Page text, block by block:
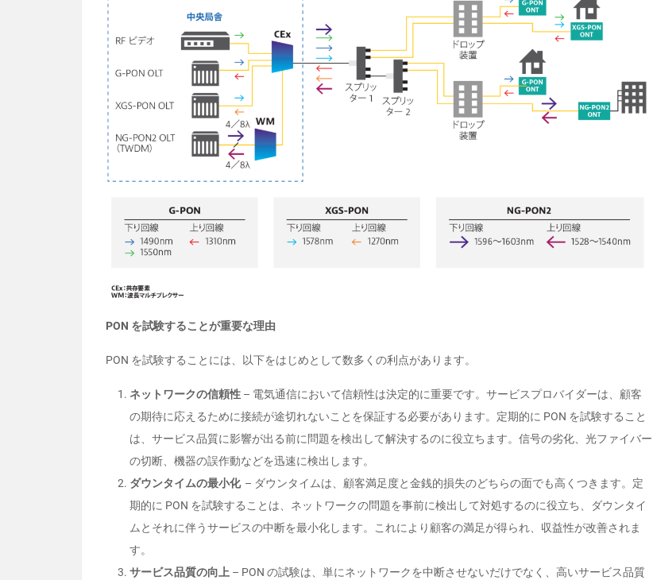
PON を試験することが重要な理由
PON を試験することには、以下をはじめとして数多くの利点があります。
ネットワークの信頼性 – 電気通信において信頼性は決定的に重要です。サービスプロバイダーは、顧客
の期待に応えるために接続が途切れないことを保証する必要があります。定期的に PON を試験すること
は、サービス品質に影響が出る前に問題を検出して解決するのに役立ちます。信号の劣化、光ファイバー
の切断、機器の誤作動などを迅速に検出します。
ダウンタイムの最小化 – ダウンタイムは、顧客満足度と金銭的損失のどちらの面でも高くつきます。定
期的に PON を試験することは、ネットワークの問題を事前に検出して対処するのに役立ち、ダウンタイ
ムとそれに伴うサービスの中断を最小化します。これにより顧客の満足が得られ、収益性が改善されま
す。
サービス品質の向上 – PON の試験は、単にネットワークを中断させないだけでなく、高いサービス品質